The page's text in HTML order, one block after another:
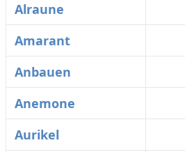
Alraune
Amarant
Anbauen
Anemone
Aurikel